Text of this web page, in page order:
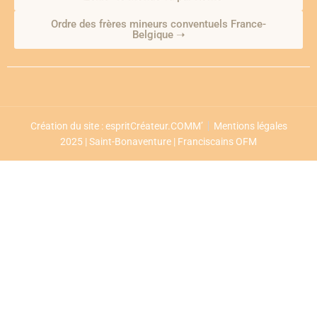
Ordre des frères mineurs conventuels France-
Belgique ➝
2025 | Saint-Bonaventure | Franciscains OFM
Création du site : espritCréateur.COMM’ Mentions légales